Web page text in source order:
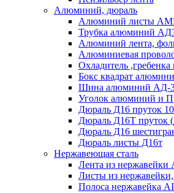
Алюминий, дюраль
Алюминий листы
Трубка алюминий
Алюминий лента,
Алюминиевая
Охладитель
Бокс квадрат
Шина алюминий АД-
Уголок алюминий и
Дюраль Д16 пруток
Дюраль Д16Т пруток
Дюраль Д16
Дюраль листы Д16т
Нержавеющая сталь
Лента из нержавейки
Листы из
Полоса нержавейка